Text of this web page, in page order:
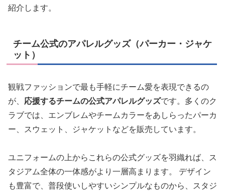
紹介します。
チーム公式のアパレルグッズ（パーカー・ジャケ
ット）
観戦ファッションで最も手軽にチーム愛を表現できるの
が、 応援するチームの公式アパレルグッズです。多くのク
ラブでは、エンブレムやチームカラーをあしらったパーカ
ー、スウェット、ジャケットなどを販売しています。
ユニフォームの上からこれらの公式グッズを羽織れば、ス
タジアム全体の一体感がより一層高まります。 デザイン
も豊富で、普段使いしやすいシンプルなものから、スタジ